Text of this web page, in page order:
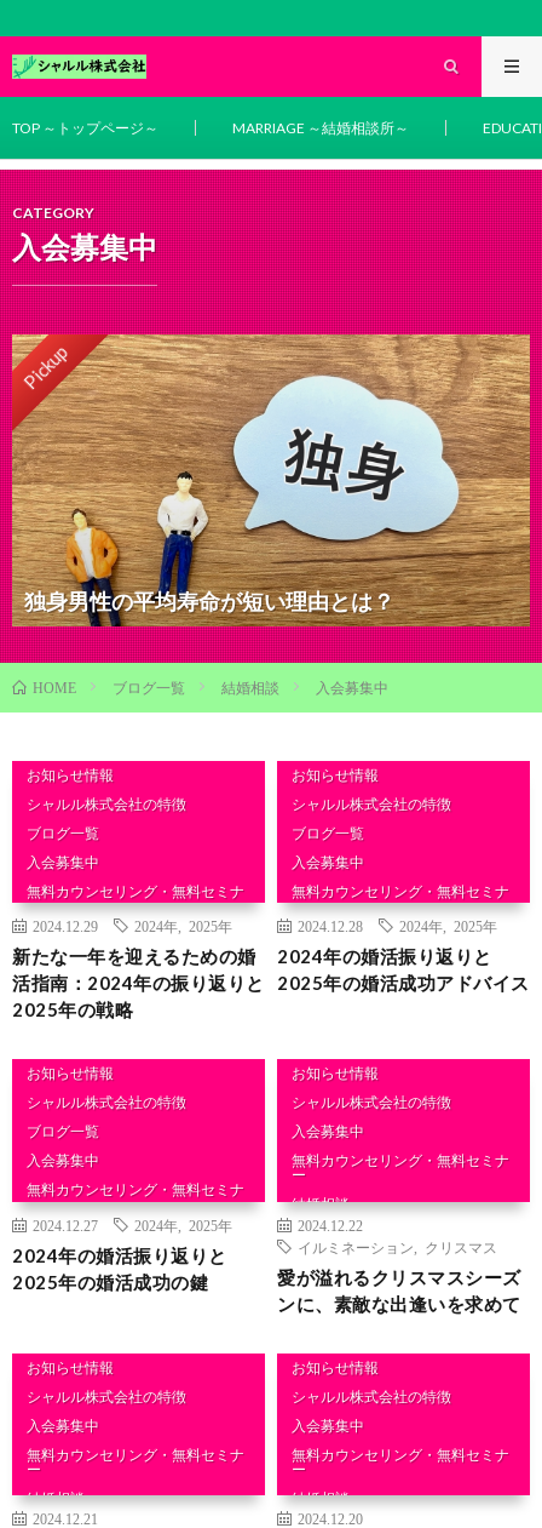
TOP ～トップページ～ MARRIAGE ～結婚相談所～
CATEGORY
入会募集中
Pickup
独身男性の平均寿命が短い理由とは？
HOME ブログ一覧 結婚相談 入会募集中
お知らせ情報
シャルル株式会社の特徴
ブログ一覧
入会募集中
無料カウンセリング・無料セミナ
ー
結婚相談
2024.12.29 2024年 2025年
新たな一年を迎えるための婚
活指南：2024年の振り返りと
2025年の戦略
お知らせ情報
シャルル株式会社の特徴
ブログ一覧
入会募集中
無料カウンセリング・無料セミナ
ー
結婚相談
2024.12.28 2024年 2025年
2024年の婚活振り返りと
2025年の婚活成功アドバイス
お知らせ情報
シャルル株式会社の特徴
ブログ一覧
入会募集中
無料カウンセリング・無料セミナ
ー
結婚相談
2024.12.27 2024年 2025年
2024年の婚活振り返りと
2025年の婚活成功の鍵
お知らせ情報
シャルル株式会社の特徴
入会募集中
無料カウンセリング・無料セミナ
ー
結婚相談
2024.12.22
イルミネーション
クリスマス
愛が溢れるクリスマスシーズ
ンに、素敵な出逢いを求めて
お知らせ情報
シャルル株式会社の特徴
入会募集中
無料カウンセリング・無料セミナ
ー
結婚相談
2024.12.21
お知らせ情報
シャルル株式会社の特徴
入会募集中
無料カウンセリング・無料セミナ
ー
結婚相談
2024.12.20